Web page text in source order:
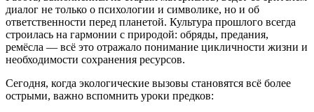
диалог не только о психологии и символике, но и об
ответственности перед планетой. Культура прошлого всегда
строилась на гармонии с природой: обряды, предания,
ремёсла — всё это отражало понимание цикличности жизни и
необходимости сохранения ресурсов.
Сегодня, когда экологические вызовы становятся всё более
острыми, важно вспомнить уроки предков: